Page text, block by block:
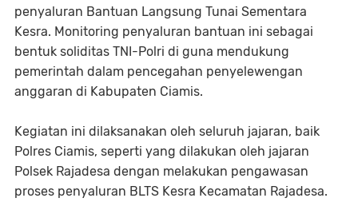
penyaluran Bantuan Langsung Tunai Sementara
Kesra. Monitoring penyaluran bantuan ini sebagai
bentuk soliditas TNI-Polri di guna mendukung
pemerintah dalam pencegahan penyelewengan
anggaran di Kabupaten Ciamis.
Kegiatan ini dilaksanakan oleh seluruh jajaran, baik
Polres Ciamis, seperti yang dilakukan oleh jajaran
Polsek Rajadesa dengan melakukan pengawasan
proses penyaluran BLTS Kesra Kecamatan Rajadesa.